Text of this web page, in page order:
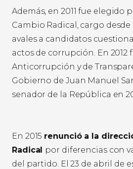
Además, en 2011 fue elegido
Cambio Radical, cargo
avales a candidatos
actos de corrupción. En 2012
Anticorrupción y de
Gobierno de Juan Manuel
senador de la República en
En 2015 renunció a la
Radical por diferencias con
del partido. El 23 de abril de